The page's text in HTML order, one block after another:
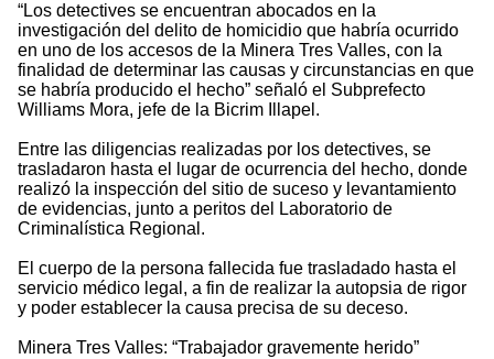
“Los detectives se encuentran abocados en la
investigación del delito de homicidio que habría ocurrido
en uno de los accesos de la Minera Tres Valles, con la
finalidad de determinar las causas y circunstancias en que
se habría producido el hecho” señaló el Subprefecto
Williams Mora, jefe de la Bicrim Illapel.
Entre las diligencias realizadas por los detectives, se
trasladaron hasta el lugar de ocurrencia del hecho, donde
realizó la inspección del sitio de suceso y levantamiento
de evidencias, junto a peritos del Laboratorio de
Criminalística Regional.
El cuerpo de la persona fallecida fue trasladado hasta el
servicio médico legal, a fin de realizar la autopsia de rigor
y poder establecer la causa precisa de su deceso.
Minera Tres Valles: “Trabajador gravemente herido”